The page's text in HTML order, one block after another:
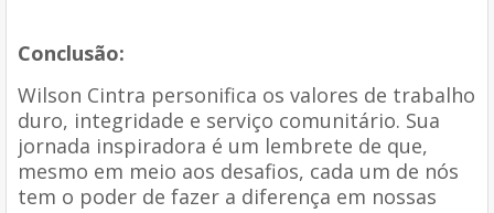
Conclusão:
Wilson Cintra personifica os valores de trabalho
duro, integridade e serviço comunitário. Sua
jornada inspiradora é um lembrete de que,
mesmo em meio aos desafios, cada um de nós
tem o poder de fazer a diferença em nossas